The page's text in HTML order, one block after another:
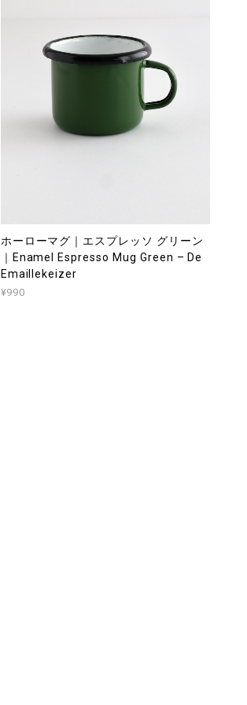
ホーローマグ｜エスプレッソ グリーン
｜Enamel Espresso Mug Green – De
Emaillekeizer
¥990